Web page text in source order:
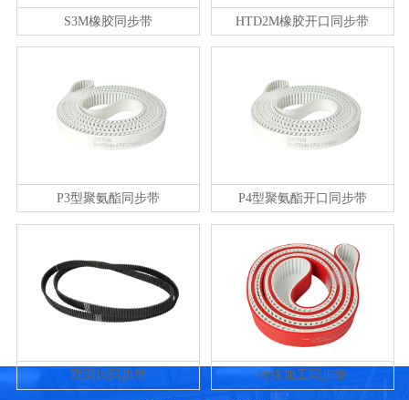
S3M橡胶同步带 HTD2M橡胶开口同步带
P3型聚氨酯同步带 P4型聚氨酯开口同步带
双面齿同步带 特殊加工同步带